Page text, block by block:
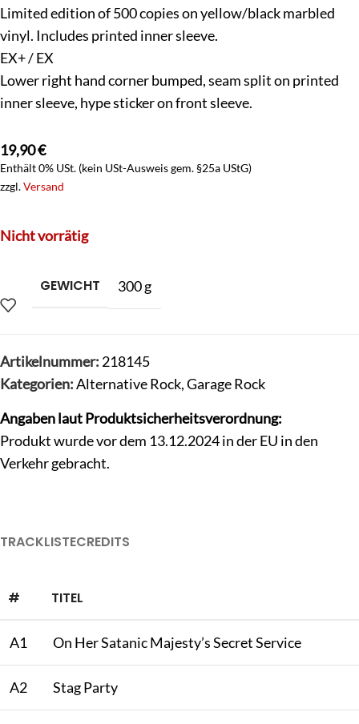
Limited edition of 500 copies on yellow/black marbled
vinyl. Includes printed inner sleeve.
EX+ / EX
Lower right hand corner bumped, seam split on printed
inner sleeve, hype sticker on front sleeve.
19,90€
Enthält 0% USt. (kein USt-Ausweis gem. §25a UStG)
zzgl.Versand
Nicht vorrätig
GEWICHT 300 g
Artikelnummer: 218145
Kategorien:Alternative Rock,Garage Rock
Angaben laut Produktsicherheitsverordnung:
Produkt wurde vor dem 13.12.2024 in der EU in den
Verkehr gebracht.
TRACKLISTECREDITS
# TITEL
A1 On Her Satanic Majesty’s Secret Service
A2 Stag Party